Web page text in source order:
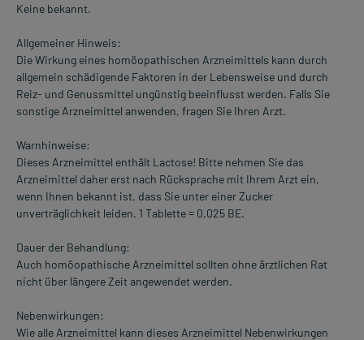
Keine bekannt.
Allgemeiner Hinweis:
Die Wirkung eines homöopathischen Arzneimittels kann durch
allgemein schädigende Faktoren in der Lebensweise und durch
Reiz- und Genussmittel ungünstig beeinflusst werden. Falls Sie
sonstige Arzneimittel anwenden, fragen Sie Ihren Arzt.
Warnhinweise:
Dieses Arzneimittel enthält Lactose! Bitte nehmen Sie das
Arzneimittel daher erst nach Rücksprache mit Ihrem Arzt ein,
wenn Ihnen bekannt ist, dass Sie unter einer Zucker
unverträglichkeit leiden. 1 Tablette = 0,025 BE.
Dauer der Behandlung:
Auch homöopathische Arzneimittel sollten ohne ärztlichen Rat
nicht über längere Zeit angewendet werden.
Nebenwirkungen:
Wie alle Arzneimittel kann dieses Arzneimittel Nebenwirkungen